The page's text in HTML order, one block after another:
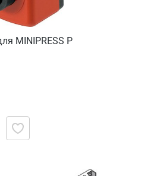
MINIPRESS P